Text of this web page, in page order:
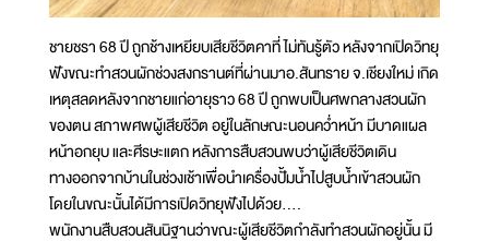
ชายชรา 68 ปี ถูกช้างเหยียบเสียชีวิตคาที่ ไม่ทันรู้ตัว หลังจากเปิดวิทยุ
ฟังขณะทำสวนผักช่วงสงกรานต์ที่ผ่านมาอ.สันทราย จ.เชียงใหม่ เกิด
เหตุสลดหลังจากชายแก่อายุราว 68 ปี ถูกพบเป็นศพกลางสวนผัก
ของตน สภาพศพผู้เสียชีวิต อยู่ในลักษณะนอนคว่ำหน้า มีบาดแผล
หน้าอกยุบ และศีรษะแตก หลังการสืบสวนพบว่าผู้เสียชีวิตเดิน
ทางออกจากบ้านในช่วงเช้าเพื่อนำเครื่องปั้มน้ำไปสูบน้ำเข้าสวนผัก
โดยในขณะนั้นได้มีการเปิดวิทยุฟังไปด้วย….
พนักงานสืบสวนสันนิฐานว่าขณะผู้เสียชีวิตกำลังทำสวนผักอยู่นั้น มี